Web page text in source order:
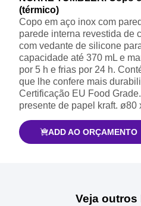
(térmico)
Copo em aço inox com
parede interna revestida de
com vedante de silicone
capacidade até 370 mL e
por 5 h e frias por 24 h.
que lhe confere mais
Certificação EU Food
presente de papel kraft. ø80
ADD AO ORÇAMENTO
Veja outros